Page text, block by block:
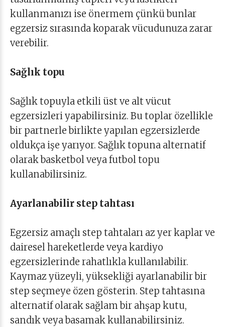
kullanmanızı ise önermem çünkü bunlar
egzersiz sırasında koparak vücudunuza zarar
verebilir.
Sağlık topu
Sağlık topuyla etkili üst ve alt vücut
egzersizleri yapabilirsiniz. Bu toplar özellikle
bir partnerle birlikte yapılan egzersizlerde
oldukça işe yarıyor. Sağlık topuna alternatif
olarak basketbol veya futbol topu
kullanabilirsiniz.
Ayarlanabilir step tahtası
Egzersiz amaçlı step tahtaları az yer kaplar ve
dairesel hareketlerde veya kardiyo
egzersizlerinde rahatlıkla kullanılabilir.
Kaymaz yüzeyli, yüksekliği ayarlanabilir bir
step seçmeye özen gösterin. Step tahtasına
alternatif olarak sağlam bir ahşap kutu,
sandık veya basamak kullanabilirsiniz.